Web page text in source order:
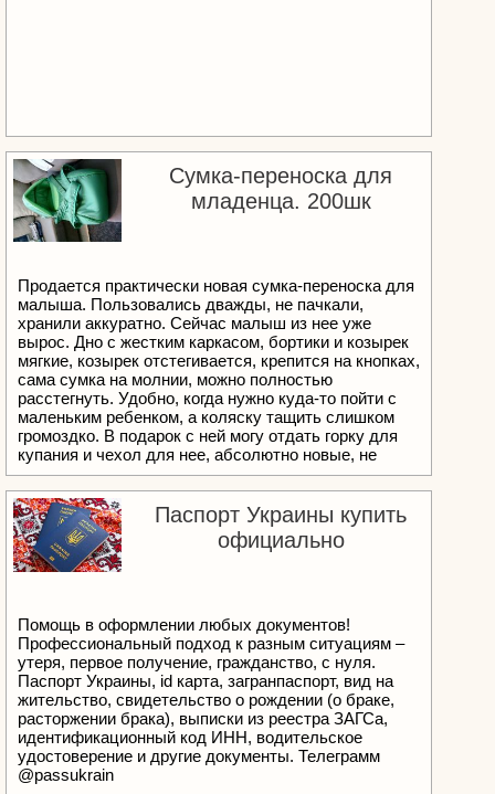
Сумка-переноска для
младенца. 200шк
Продается практически новая сумка-переноска для
малыша. Пользовались дважды, не пачкали,
хранили аккуратно. Сейчас малыш из нее уже
вырос. Дно с жестким каркасом, бортики и козырек
мягкие, козырек отстегивается, крепится на кнопках,
сама сумка на молнии, можно полностью
расстегнуть. Удобно, когда нужно куда-то пойти с
маленьким ребенком, а коляску тащить слишком
громоздко. В подарок с ней могу отдать горку для
купания и чехол для нее, абсолютно новые, не
распакованные. 200шк. Хайфа, Кирьят Элезер.
Паспорт Украины купить
официально
Помощь в оформлении любых документов!
Профессиональный подход к разным ситуациям –
утеря, первое получение, гражданство, с нуля.
Паспорт Украины, id карта, загранпаспорт, вид на
жительство, свидетельство о рождении (о браке,
расторжении брака), выписки из реестра ЗАГСа,
идентификационный код ИНН, водительское
удостоверение и другие документы. Телеграмм
@passukrain